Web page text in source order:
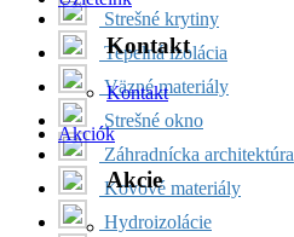
Kontakt
Kontakt
Akciók
Akcie
Strešné krytiny
Tepelná izolácia
Väzné materiály
Strešné okno
Záhradnícka architektúra
Kovové materiály
Hydroizolácie